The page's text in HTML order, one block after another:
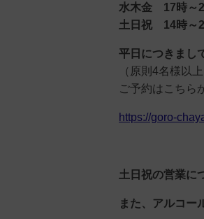
水木金 17時～
土日祝 14時～
平日につきまし
（原則4名様以
ご予約はこちら
https://goro-
土日祝の営業に
また、アルコー